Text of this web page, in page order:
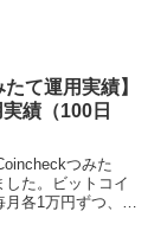
て運用実績】
績（100日
つみた
た。ビットコイ
各1万円ずつ、